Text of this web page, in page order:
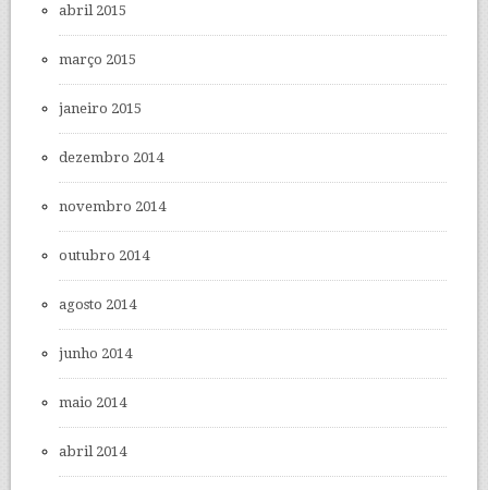
abril 2015
março 2015
janeiro 2015
dezembro 2014
novembro 2014
outubro 2014
agosto 2014
junho 2014
maio 2014
abril 2014